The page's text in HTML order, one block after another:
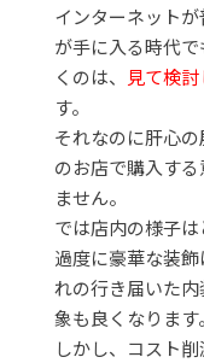
インターネット
が手に入る時代
くのは、 見て検
す。
それなのに肝心
のお店で購入す
ません。
では店内の様子は
過度に豪華な装
れの行き届いた
象も良くなります。
しかし、コスト